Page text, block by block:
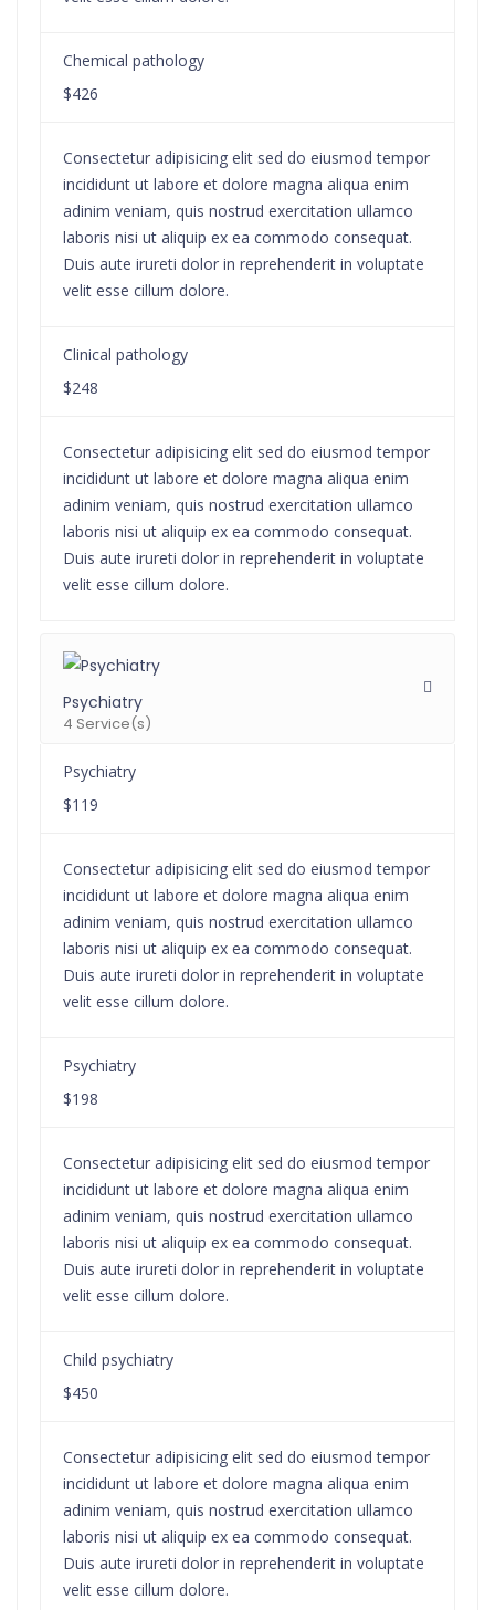
Chemical pathology
$426
Consectetur adipisicing elit sed do eiusmod tempor
incididunt ut labore et dolore magna aliqua enim
adinim veniam, quis nostrud exercitation ullamco
laboris nisi ut aliquip ex ea commodo consequat.
Duis aute irureti dolor in reprehenderit in voluptate
velit esse cillum dolore.
Clinical pathology
$248
Consectetur adipisicing elit sed do eiusmod tempor
incididunt ut labore et dolore magna aliqua enim
adinim veniam, quis nostrud exercitation ullamco
laboris nisi ut aliquip ex ea commodo consequat.
Duis aute irureti dolor in reprehenderit in voluptate
velit esse cillum dolore.
Psychiatry
4 Service(s)
Psychiatry
$119
Consectetur adipisicing elit sed do eiusmod tempor
incididunt ut labore et dolore magna aliqua enim
adinim veniam, quis nostrud exercitation ullamco
laboris nisi ut aliquip ex ea commodo consequat.
Duis aute irureti dolor in reprehenderit in voluptate
velit esse cillum dolore.
Psychiatry
$198
Consectetur adipisicing elit sed do eiusmod tempor
incididunt ut labore et dolore magna aliqua enim
adinim veniam, quis nostrud exercitation ullamco
laboris nisi ut aliquip ex ea commodo consequat.
Duis aute irureti dolor in reprehenderit in voluptate
velit esse cillum dolore.
Child psychiatry
$450
Consectetur adipisicing elit sed do eiusmod tempor
incididunt ut labore et dolore magna aliqua enim
adinim veniam, quis nostrud exercitation ullamco
laboris nisi ut aliquip ex ea commodo consequat.
Duis aute irureti dolor in reprehenderit in voluptate
velit esse cillum dolore.